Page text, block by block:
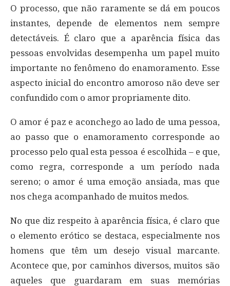
O processo, que não raramente se dá em poucos
instantes, depende de elementos nem sempre
detectáveis. É claro que a aparência física das
pessoas envolvidas desempenha um papel muito
importante no fenômeno do enamoramento. Esse
aspecto inicial do encontro amoroso não deve ser
confundido com o amor propriamente dito.
O amor é paz e aconchego ao lado de uma pessoa,
ao passo que o enamoramento corresponde ao
processo pelo qual esta pessoa é escolhida – e que,
como regra, corresponde a um período nada
sereno; o amor é uma emoção ansiada, mas que
nos chega acompanhado de muitos medos.
No que diz respeito à aparência física, é claro que
o elemento erótico se destaca, especialmente nos
homens que têm um desejo visual marcante.
Acontece que, por caminhos diversos, muitos são
aqueles que guardaram em suas memórias